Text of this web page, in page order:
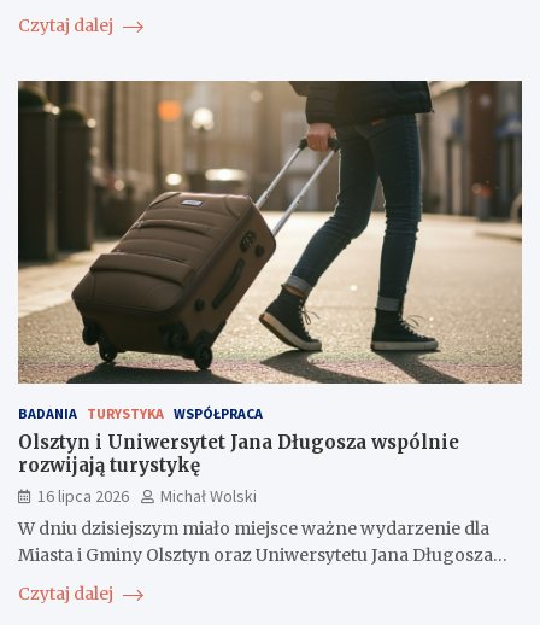
Czytaj dalej
BADANIA TURYSTYKA WSPÓŁPRACA
Olsztyn i Uniwersytet Jana Długosza wspólnie
rozwijają turystykę
16 lipca 2026
Michał Wolski
W dniu dzisiejszym miało miejsce ważne wydarzenie dla
Miasta i Gminy Olsztyn oraz Uniwersytetu Jana Długosza…
Czytaj dalej